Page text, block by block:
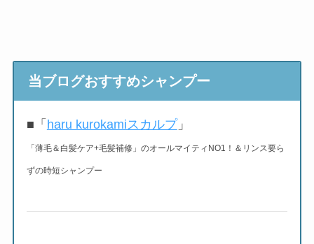
当ブログおすすめシャンプー
■「 haru kurokamiスカルプ」
「薄毛＆白髪ケア+毛髪補修」のオールマイティNO1！ ＆リンス要ら
ずの時短シャンプー